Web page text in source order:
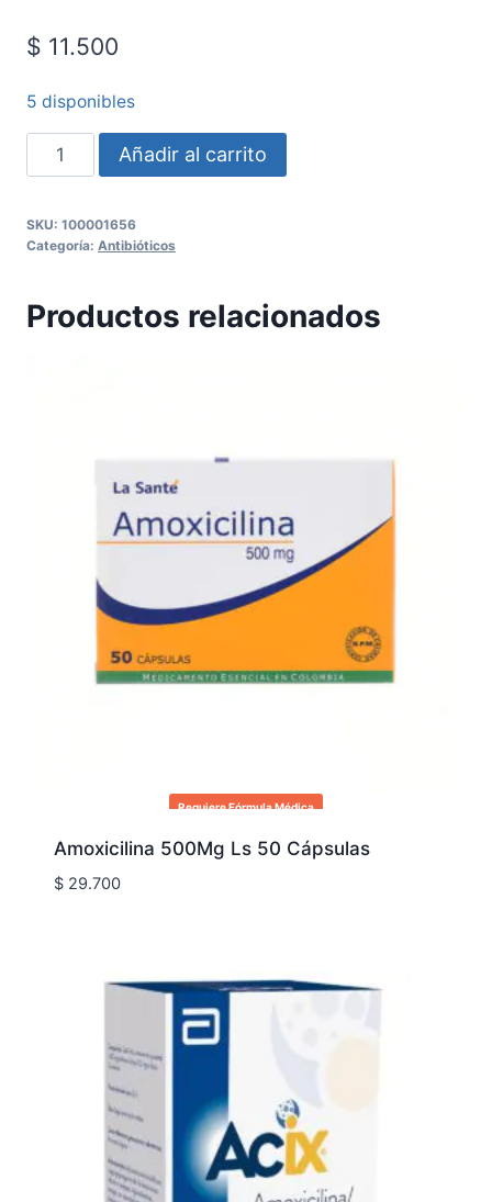
$ 11.500
5 disponibles
Añadir al carrito
SKU: 100001656
Categoría: Antibióticos
Productos relacionados
Requiere Fórmula Médica
Amoxicilina 500Mg Ls 50 Cápsulas
$29.700